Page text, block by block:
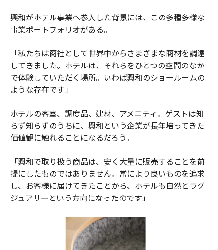
興和がホテル事業へ参入した背景には、この多種多様な
事業ポートフォリオがある。
「私たちは商社として世界中からさまざまな商材を調達
してきました。ホテルは、それらをひとつの空間のなか
で体験していただく場所。いわば興和のショールームの
ような存在です」
ホテルの客室、調度品、建材、アメニティ。ゲストは知
らず知らずのうちに、興和という企業が長年培ってきた
価値観に触れることになるだろう。
「興和で取り扱う商品は、安く大量に販売することを前
提にしたものではありません。常により良いものを追求
し、お客様に届けてきたことから、ホテルも自然とラグ
ジュアリーという方向になったのです」